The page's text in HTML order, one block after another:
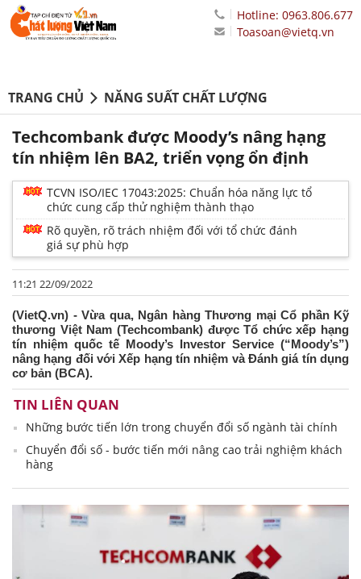
Hotline: 0963.806.677
Toasoan@vietq.vn
TRANG CHỦ NĂNG SUẤT CHẤT LƯỢNG
Techcombank được Moody’s nâng hạng
tín nhiệm lên BA2, triển vọng ổn định
TCVN ISO/IEC 17043:2025: Chuẩn hóa năng lực tổ
chức cung cấp thử nghiệm thành thạo
Rõ quyền, rõ trách nhiệm đối với tổ chức đánh
giá sự phù hợp
11:21 22/09/2022
(VietQ.vn) - Vừa qua, Ngân hàng Thương mại Cổ phần Kỹ
thương Việt Nam (Techcombank) được Tổ chức xếp hạng
tín nhiệm quốc tế Moody’s Investor Service (“Moody’s”)
nâng hạng đối với Xếp hạng tín nhiệm và Đánh giá tín dụng
cơ bản (BCA).
TIN LIÊN QUAN
Những bước tiến lớn trong chuyển đổi số ngành tài chính
Chuyển đổi số - bước tiến mới nâng cao trải nghiệm khách
hàng